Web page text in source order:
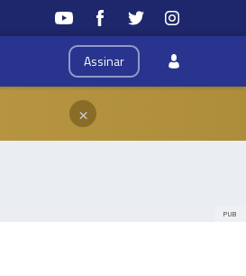
Assinar
×
PUB